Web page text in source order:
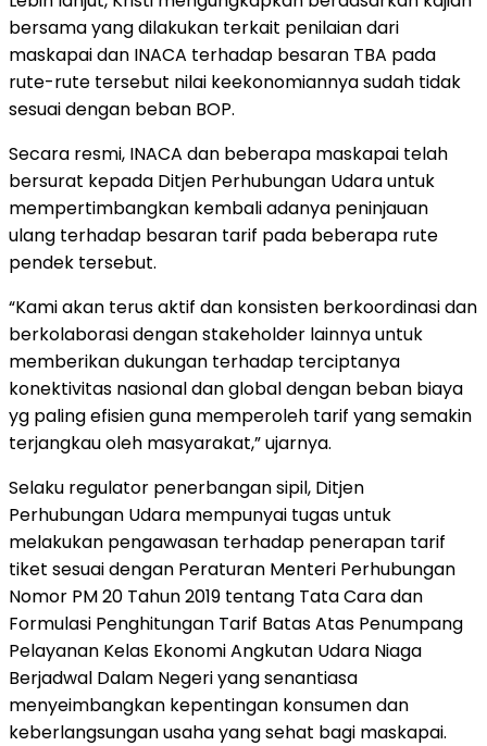
bersama yang dilakukan terkait penilaian dari
maskapai dan INACA terhadap besaran TBA pada
rute-rute tersebut nilai keekonomiannya sudah tidak
sesuai dengan beban BOP.
Secara resmi, INACA dan beberapa maskapai telah
bersurat kepada Ditjen Perhubungan Udara untuk
mempertimbangkan kembali adanya peninjauan
ulang terhadap besaran tarif pada beberapa rute
pendek tersebut.
“Kami akan terus aktif dan konsisten berkoordinasi dan
berkolaborasi dengan stakeholder lainnya untuk
memberikan dukungan terhadap terciptanya
konektivitas nasional dan global dengan beban biaya
yg paling efisien guna memperoleh tarif yang semakin
terjangkau oleh masyarakat,” ujarnya.
Selaku regulator penerbangan sipil, Ditjen
Perhubungan Udara mempunyai tugas untuk
melakukan pengawasan terhadap penerapan tarif
tiket sesuai dengan Peraturan Menteri Perhubungan
Nomor PM 20 Tahun 2019 tentang Tata Cara dan
Formulasi Penghitungan Tarif Batas Atas Penumpang
Pelayanan Kelas Ekonomi Angkutan Udara Niaga
Berjadwal Dalam Negeri yang senantiasa
menyeimbangkan kepentingan konsumen dan
keberlangsungan usaha yang sehat bagi maskapai.